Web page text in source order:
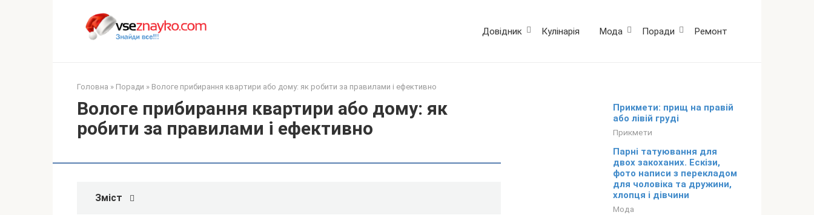
Довідник Кулінарія Мода Поради Ремонт
Головна » Поради » Вологе прибирання квартири або дому: як робити за правилами і ефективно
Вологе прибирання квартири або дому: як
робити за правилами і ефективно
Зміст
Прикмети: прищ на правій
або лівій груді
Прикмети
Парні татуювання для
двох закоханих. Ескізи,
фото написи з перекладом
для чоловіка та дружини,
хлопця і дівчини
Мода